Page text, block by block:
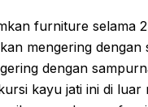
furniture selama
mengering dengan
dengan
kayu jati ini di luar